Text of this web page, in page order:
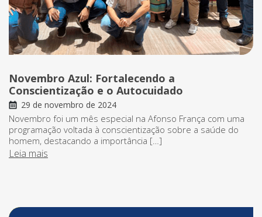
Novembro Azul: Fortalecendo a
Conscientização e o Autocuidado
29 de novembro de 2024
Novembro foi um mês especial na Afonso França com uma
programação voltada à conscientização sobre a saúde do
homem, destacando a importância […]
Leia mais